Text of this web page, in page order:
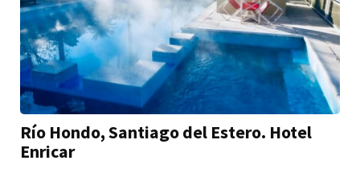
Río Hondo, Santiago del Estero. Hotel
Enricar